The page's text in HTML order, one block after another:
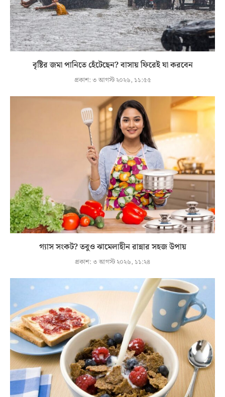
বৃষ্টির জমা পানিতে হেঁটেছেন? বাসায় ফিরেই যা করবেন
প্রকাশ:৩ আগস্ট ২০২৬, ১১:৫৫
গ্যাস সংকট? তবুও ঝামেলাহীন রান্নার সহজ উপায়
প্রকাশ:৩ আগস্ট ২০২৬, ১১:২৪